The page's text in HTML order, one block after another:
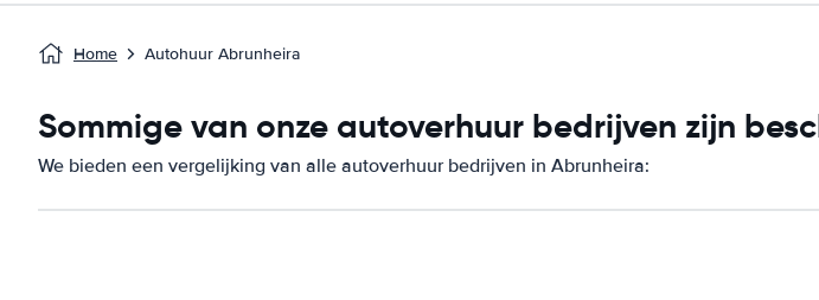
Home Autohuur Abrunheira
Sommige van onze autoverhuur bedrijven zijn
We bieden een vergelijking van alle autoverhuur bedrijven in Abrunheira: